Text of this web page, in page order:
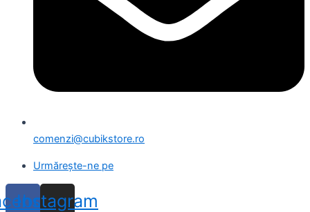
comenzi@cubikstore.ro
Urmărește-ne pe
Instagram